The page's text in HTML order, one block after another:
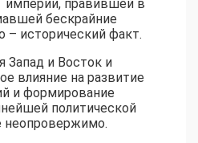
правившей в
бескрайние
– исторический факт.
Запад и Восток и
влияние на развитие
и формирование
политической
неопровержимо.